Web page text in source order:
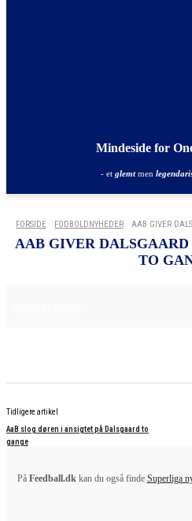
Mindeside for
- et glemtmen
FORSIDE FODBOLDNYHEDER AAB GIVER
AAB GIVER
TO
Tidligere artikel
AaB slog døren i ansigtet på Dalsgaard to
gange
På Feedball.dkkan du også finde Superliga